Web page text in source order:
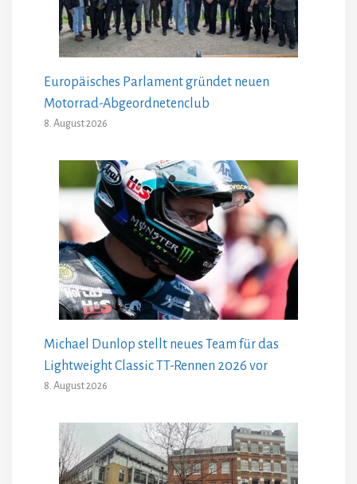
Europäisches Parlament gründet neuen
Motorrad-Abgeordnetenclub
8. August 2026
Michael Dunlop stellt neues Team für das
Lightweight Classic TT-Rennen 2026 vor
8. August 2026